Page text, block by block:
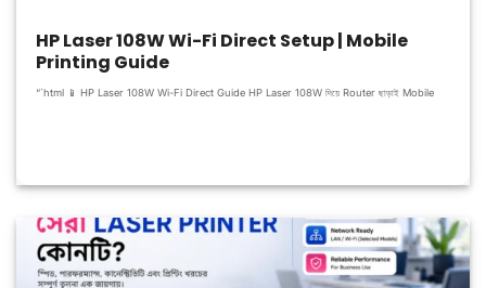
HP Laser 108W Wi-Fi Direct Setup | Mobile
Printing Guide
“`html 📱 HP Laser 108W Wi-Fi Direct Guide HP Laser 108W দিয়ে Router ছাড়াই Mobile